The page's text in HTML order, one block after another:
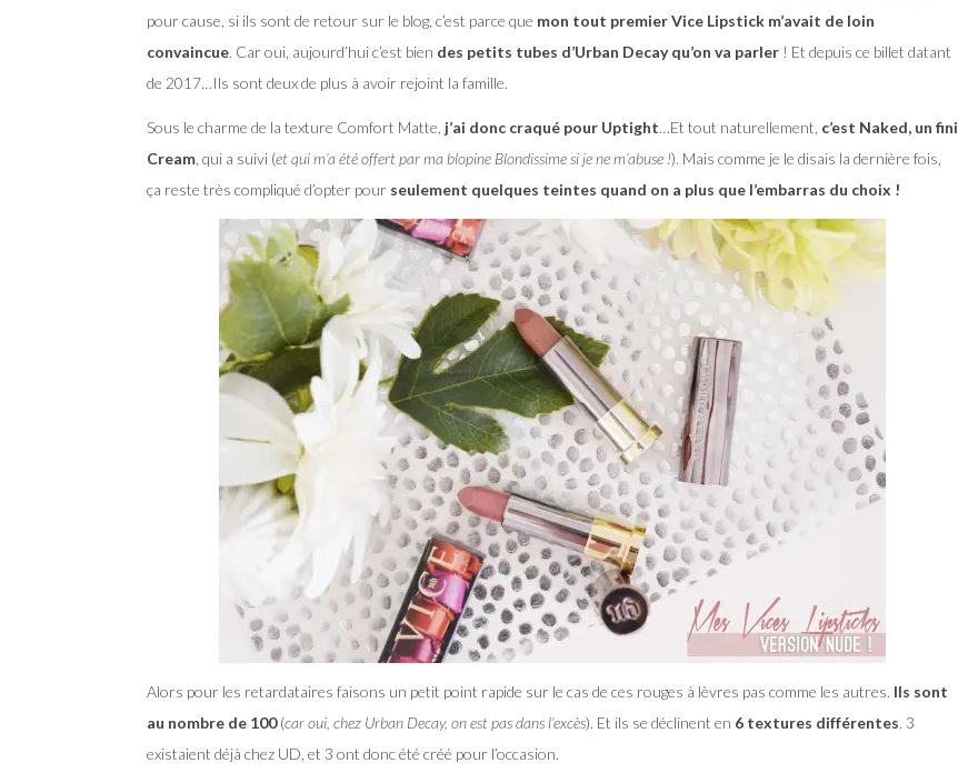
pour cause, si ils sont de retour sur le blog, c’est parce que mon tout premier Vice Lipstick m’avait de loin
convaincue. Car oui, aujourd’hui c’est bien des petits tubes d’Urban Decay qu’on va parler ! Et depuis ce billet datant
de 2017…Ils sont deux de plus à avoir rejoint la famille.
Sous le charme de la texture Comfort Matte, j’ai donc craqué pour Uptight…Et tout naturellement, c’est Naked, un fini
Cream , qui a suivi (et qui m’a été offert par ma blopine Blondissime si je ne m’abuse !). Mais comme je le disais la dernière fois,
ça reste très compliqué d’opter pour seulement quelques teintes quand on a plus que l’embarras du choix !
Alors pour les retardataires faisons un petit point rapide sur le cas de ces rouges à lèvres pas comme les autres. Ils sont
au nombre de 100(car oui, chez Urban Decay, on est pas dans l’excès). Et ils se déclinent en 6 textures différentes. 3
existaient déjà chez UD, et 3 ont donc été créé pour l’occasion.